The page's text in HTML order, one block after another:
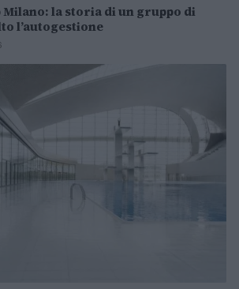
Milano: la storia di un gruppo di
l’autogestione